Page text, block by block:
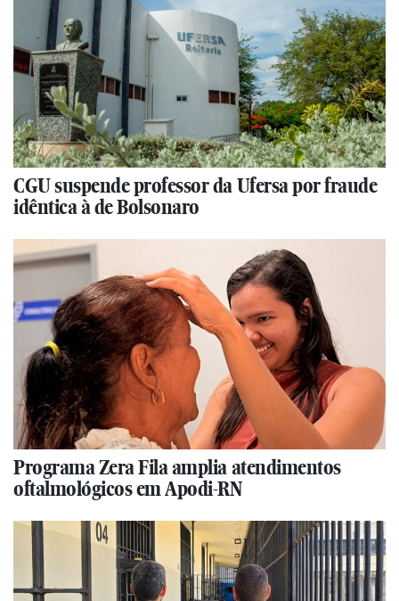
CGU suspende professor da Ufersa por fraude
idêntica à de Bolsonaro
Programa Zera Fila amplia atendimentos
oftalmológicos em Apodi-RN